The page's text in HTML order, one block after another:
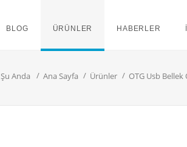
BLOG ÜRÜNLER HABERLER
Şu Anda Ana Sayfa Ürünler OTG Usb Bellek